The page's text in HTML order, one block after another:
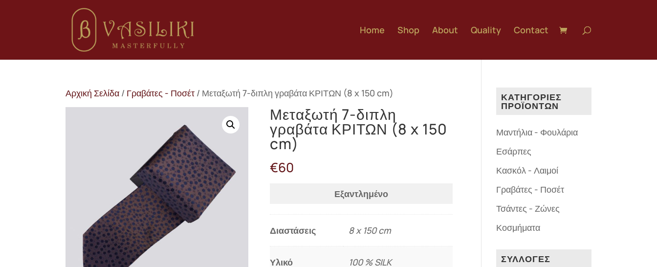
Home Shop About Quality Contact
Αρχική Σελίδα / Γραβάτες - Ποσέτ / Μεταξωτή 7-διπλη γραβάτα ΚΡΙΤΩΝ (8 x 150 cm)
Μεταξωτή 7-διπλη
γραβάτα ΚΡΙΤΩΝ (8 x 150
cm)
€60
Εξαντλημένο
Διαστάσεις 8 x 150 cm
Υλικό 100 % SILK
ΚΑΤΗΓΟΡΙΕΣ
ΠΡΟΪΟΝΤΩΝ
Μαντήλια - Φουλάρια
Εσάρπες
Κασκόλ - Λαιμοί
Γραβάτες - Ποσέτ
Τσάντες - Ζώνες
Κοσμήματα
ΣΥΛΛΟΓΕΣ